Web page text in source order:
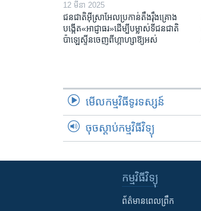
12 មីនា 2025
ជនជាតិ​អ៊ីស្រាអែល​ប្រកាន់​តឹងរ៉ឹង​គ្រោង​
បង្កើត​«អាជ្ញាធរ‍»​ដើម្បី​បម្លាស់​ទី​ជនជាតិ​
ប៉ាឡេស្ទីន​ចេញពី​ហ្កាហ្សា​ឱ្យ​អស់
មើល​កម្មវិធី​ទូរទស្សន៍
ចុចស្តាប់កម្មវិធីវិទ្យុ
កម្មវិធី​វិទ្យុ
ព័ត៌មាន​ពេល​ព្រឹក